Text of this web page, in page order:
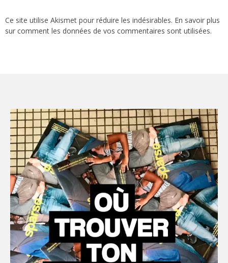
Ce site utilise Akismet pour réduire les indésirables. En savoir plus
sur comment les données de vos commentaires sont utilisées.